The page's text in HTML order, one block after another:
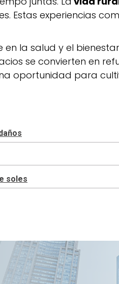
Estas experiencias
la salud y el
se convierten en
oportunidad para
soles